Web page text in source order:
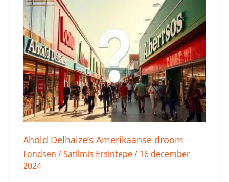
Ahold Delhaize’s Amerikaanse droom
Fondsen /Satilmis Ersintepe/ 16 december
2024
Ahold
Delhaize’s
Amerikaanse
droom